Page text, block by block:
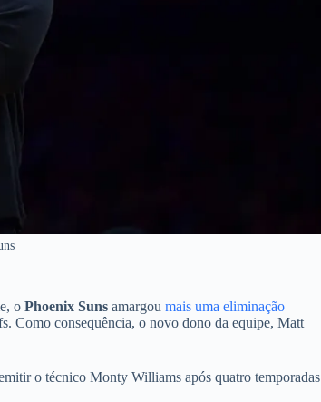
oPhoenix Suns amargoumais uma eliminação
Como consequência, o novo dono da equipe, Matt
o técnico Monty Williams após quatro temporadas